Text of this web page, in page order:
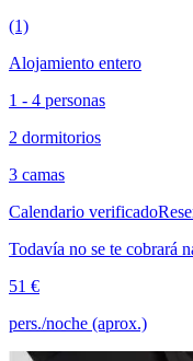
(1)
Alojamiento entero
1 - 4 personas
2 dormitorios
3 camas
Calendario verificado
Todavía no se te cobrará
51 €
pers./noche (aprox.)